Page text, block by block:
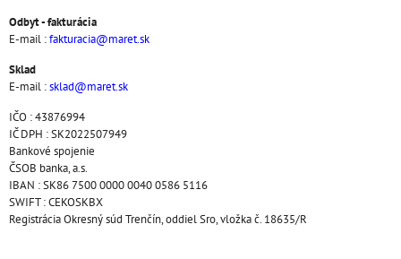
Odbyt - fakturácia
E-mail :fakturacia@maret.sk
Sklad
E-mail :sklad@maret.sk
IČO : 43876994
IČ DPH : SK2022507949
Bankové spojenie
ČSOB banka, a.s.
IBAN : SK86 7500 0000 0040 0586 5116
SWIFT : CEKOSKBX
Registrácia Okresný súd Trenčín, oddiel Sro, vložka č. 18635/R